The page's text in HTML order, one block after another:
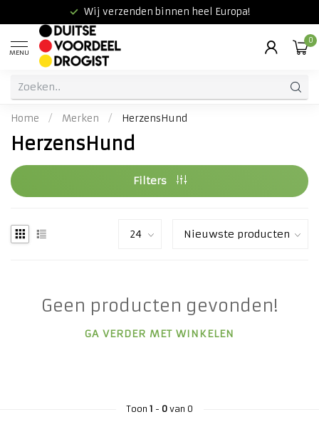
Wij verzenden binnen heel Europa!
MENU
0
Home / Merken / HerzensHund
HerzensHund
Filters
Geen producten gevonden!
GA VERDER MET WINKELEN
Toon 1 - 0van 0